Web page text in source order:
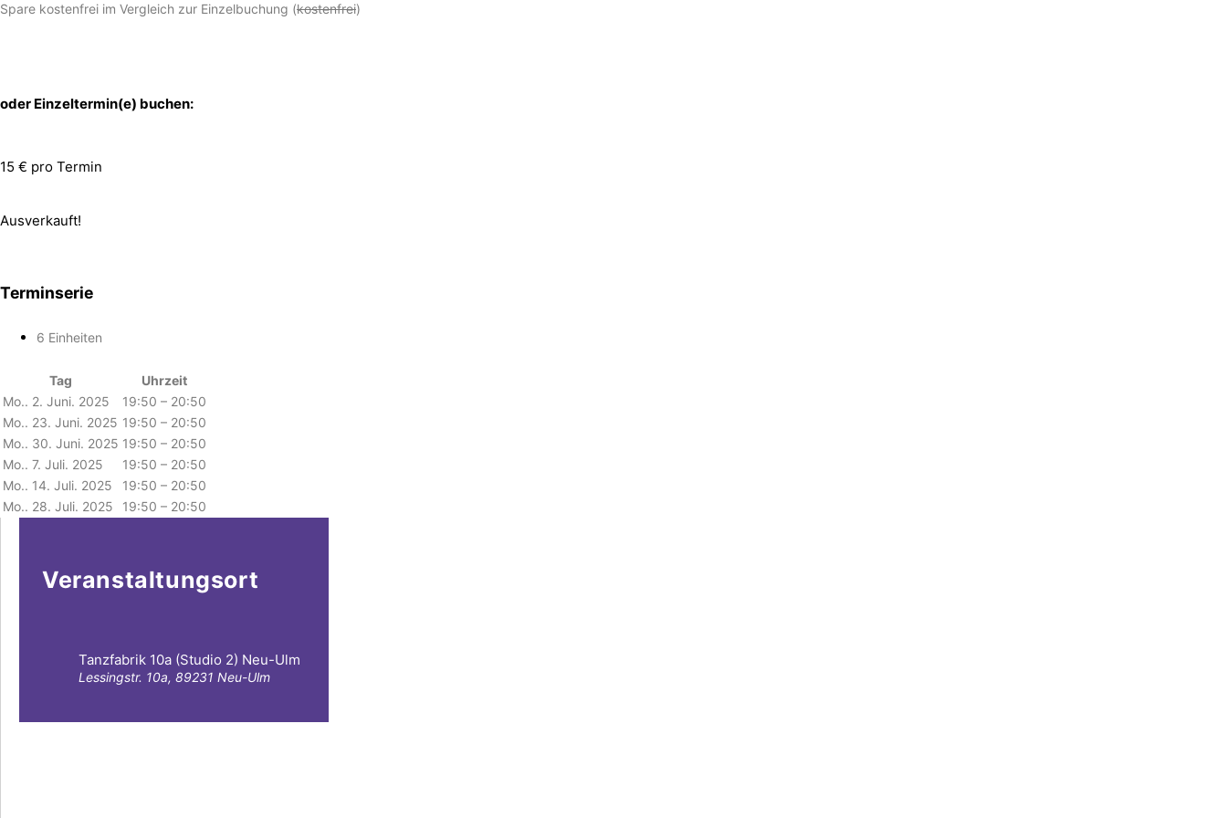
Spare kostenfrei im Vergleich zur Einzelbuchung (kostenfrei)
oder Einzeltermin(e) buchen:
15 € pro Termin
Ausverkauft!
Terminserie
6 Einheiten
Tag
Uhrzeit
Mo.. 2. Juni. 2025
19:50 – 20:50
Mo.. 23. Juni. 2025 19:50 – 20:50
Mo.. 30. Juni. 2025 19:50 – 20:50
Mo.. 7. Juli. 2025
19:50 – 20:50
Mo.. 14. Juli. 2025
19:50 – 20:50
Mo.. 28. Juli. 2025
19:50 – 20:50
Veranstaltungsort
Tanzfabrik 10a (Studio 2) Neu-Ulm
Lessingstr. 10a, 89231 Neu-Ulm